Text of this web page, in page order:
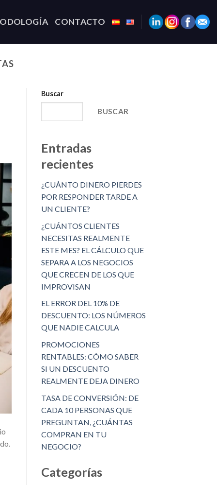
CONTACTO
Buscar
BUSCAR
Entradas
recientes
¿CUÁNTO DINERO PIERDES
POR RESPONDER TARDE A
UN CLIENTE?
¿CUÁNTOS CLIENTES
NECESITAS REALMENTE
ESTE MES? EL CÁLCULO QUE
SEPARA A LOS NEGOCIOS
QUE CRECEN DE LOS QUE
IMPROVISAN
EL ERROR DEL 10% DE
DESCUENTO: LOS NÚMEROS
QUE NADIE CALCULA
PROMOCIONES
RENTABLES: CÓMO SABER
SI UN DESCUENTO
REALMENTE DEJA DINERO
TASA DE CONVERSIÓN: DE
CADA 10 PERSONAS QUE
PREGUNTAN, ¿CUÁNTAS
COMPRAN EN TU
NEGOCIO?
Categorías